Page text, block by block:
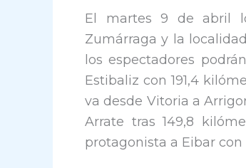
El martes 9 de abril
Zumárraga y la
los espectadores
Estibaliz con 191,4
va desde Vitoria a
Arrate tras 149,8
protagonista a Eibar con